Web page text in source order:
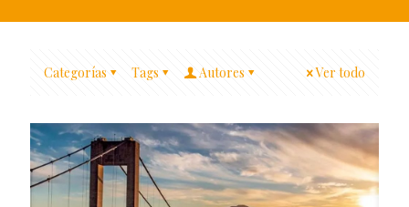
Categorías Tags Autores Ver todo